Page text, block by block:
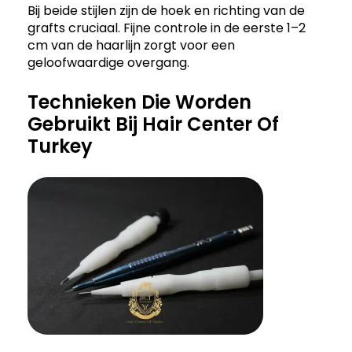
Bij beide stijlen zijn de hoek en richting van de
grafts cruciaal. Fijne controle in de eerste 1–2
cm van de haarlijn zorgt voor een
geloofwaardige overgang.
Technieken Die Worden
Gebruikt Bij Hair Center Of
Turkey